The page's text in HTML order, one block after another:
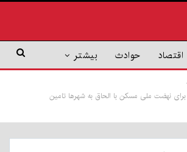
اقتصاد حوادث بیشتر
برای نهضت ملی مسکن با الحاق به شهر‌ها تامین